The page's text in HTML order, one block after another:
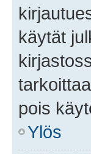
käytät
pois
Ylös